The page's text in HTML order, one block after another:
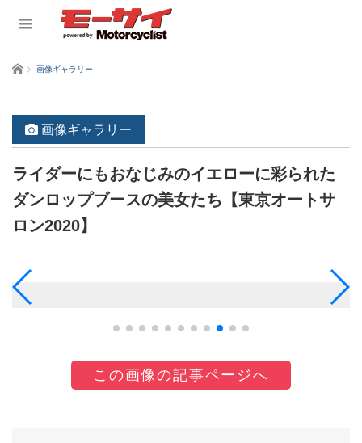
ホーム 画像ギャラリー
画像ギャラリー
ライダーにもおなじみのイエローに彩られた
ダンロップブースの美女たち【東京オートサ
ロン2020】
この画像の記事ページへ